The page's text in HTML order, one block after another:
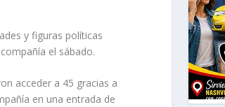
y figuras políticas
el sábado.
acceder a 45 gracias a
en una entrada de